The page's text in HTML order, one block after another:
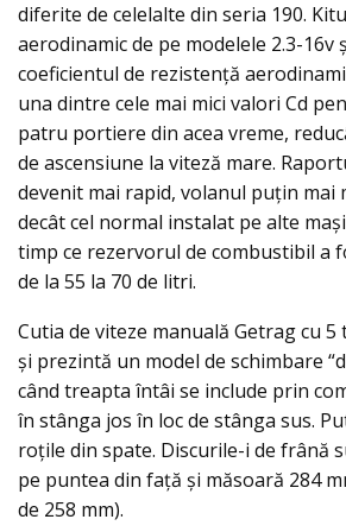
diferite de celelalte din seria 190.
aerodinamic de pe modelele 2.3-16v
coeficientul de rezistenţă
una dintre cele mai mici valori Cd
patru portiere din acea vreme,
de ascensiune la viteză mare.
devenit mai rapid, volanul puţin mai
decât cel normal instalat pe alte
timp ce rezervorul de combustibil a
de la 55 la 70 de litri.
Cutia de viteze manuală Getrag cu
şi prezintă un model de schimbare
când treapta întâi se include prin
în stânga jos în loc de stânga sus.
roţile din spate. Discurile-i de frână
pe puntea din faţă şi măsoară 284
de 258 mm).